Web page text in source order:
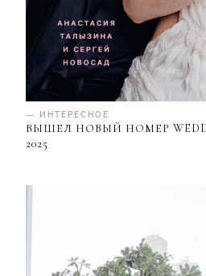
— ИНТЕРЕСНОЕ
ВЫШЕЛ НОВЫЙ НОМЕР
2025